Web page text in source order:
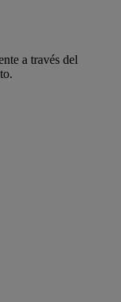
a través del